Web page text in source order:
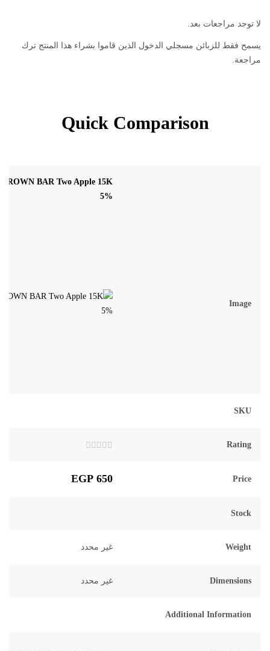
لا توجد مراجعات بعد.
يسمح فقط للزبائن مسجلي الدخول الذين قاموا بشراء هذا المنتج ترك
مراجعة.
Quick Comparison
BAR Two Apple 15K
5%
Image
SKU
Rating
0
من
Price
650
EGP
Stock
Weight غير محدد
Dimensions غير محدد
Additional Information